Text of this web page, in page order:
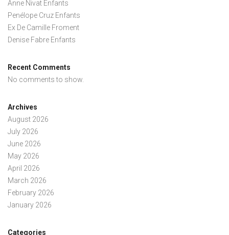
Anne Nivat Enfants
Penélope Cruz Enfants
Ex De Camille Froment
Denise Fabre Enfants
Recent Comments
No comments to show.
Archives
August 2026
July 2026
June 2026
May 2026
April 2026
March 2026
February 2026
January 2026
Categories